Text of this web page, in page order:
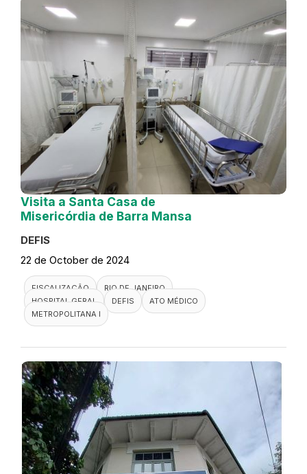
Visita a Santa Casa de
Misericórdia de Barra Mansa
DEFIS
22 de October de 2024
FISCALIZAÇÃO
RIO DE JANEIRO
HOSPITAL GERAL
DEFIS
ATO MÉDICO
METROPOLITANA I